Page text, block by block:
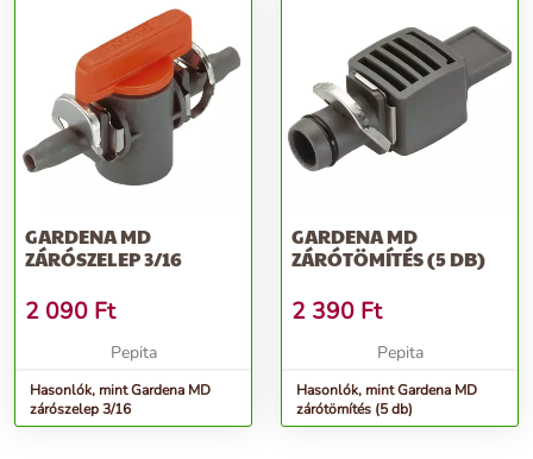
GARDENA MD
ZÁRÓSZELEP 3/16
2 090 Ft
Pepita
Hasonlók, mint Gardena MD
zárószelep 3/16
GARDENA MD
ZÁRÓTÖMÍTÉS (5 DB)
2 390 Ft
Pepita
Hasonlók, mint Gardena MD
zárótömítés (5 db)